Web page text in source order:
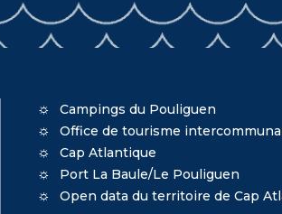
Campings du Pouliguen
Office de tourisme intercommunal
Cap Atlantique
Port La Baule/Le Pouliguen
Open data du territoire de Cap